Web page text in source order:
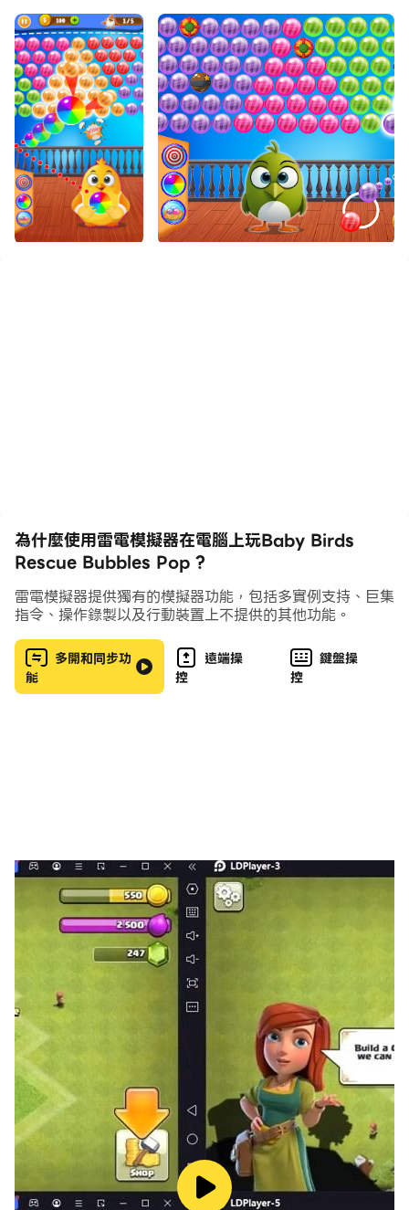
通過多開和同步功能，你甚至可以在PC上運行多個應用程
式和帳戶。
而文件互傳功能讓分享圖像、影片和文件也變得非常容易。
下載Baby Birds Rescue Bubbles Pop並在PC上運行。
享受PC端的大螢幕和高畫質畫質吧!
對於鳥類愛好者來說，這是個好消息，可愛的小鳥泡泡流行
遊戲就在鎮上。大自然總能滿足心靈無壓力的喜悅，鳥兒需
要在這個美麗的世界中飛翔。那些對小鳥充滿熱愛的學齡前
用者可以從中獲得幫助並完成關卡任務。所有級別都有一些
幫助，例如更換球、指定箭頭或任何球匹配顏色的幫助，孩
子們可以按分數獲取。因此，非常聰明地玩遊戲並賺取更多
硬幣，以便學齡前幼兒必須有積分來尋求幫助。確保遊覽所
有生命線都已滿，才能玩所有關卡。小朋友一定會享受
100 個令人興奮的可愛小鳥泡泡流行遊戲關卡。泡泡爆破
遊戲和射擊遊戲始終是孩子們最好的遊戲，因為它讓孩子們
- 賺取點數來解鎖更多幫助工具。
- 與色彩繽紛的鳥類一起度過美好的一天。
- 難度隨著等級的增加而增加。
- 享受泡泡射擊並提高你的射擊技巧。
讓我們來玩適合女孩和男孩的完美泡泡爆破遊戲，享受美好
時光和樂趣。
為什麼使用雷電模擬器在電腦上玩Baby Birds
Rescue Bubbles Pop ?
雷電模擬器提供獨有的模擬器功能，包括多實例支持、巨集
指令、操作錄製以及行動裝置上不提供的其他功能。
多開和同步功
能
遠端操
控
鍵盤操
控